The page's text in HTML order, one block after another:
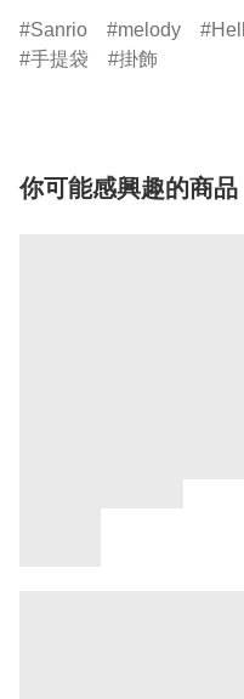
Sanrio melody
手提袋
掛飾
你可能感興趣的商品